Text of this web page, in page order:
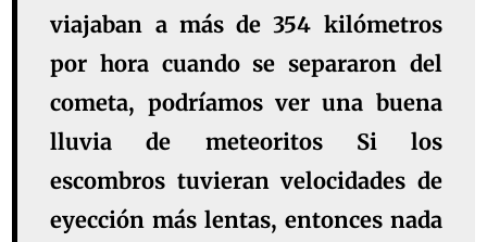
viajaban a más de 354 kilómetros
por hora cuando se separaron del
cometa, podríamos ver una buena
lluvia de meteoritos Si los
escombros tuvieran velocidades de
eyección más lentas, entonces nada